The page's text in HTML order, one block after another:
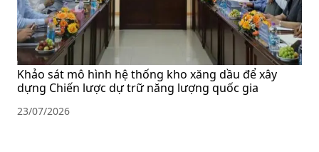
Khảo sát mô hình hệ thống kho xăng dầu để xây
dựng Chiến lược dự trữ năng lượng quốc gia
23/07/2026